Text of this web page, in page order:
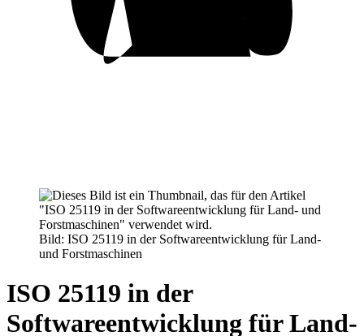
Bild: ISO 25119 in der Softwareentwicklung für Land-
und Forstmaschinen
ISO 25119 in der
Softwareentwicklung für Land-